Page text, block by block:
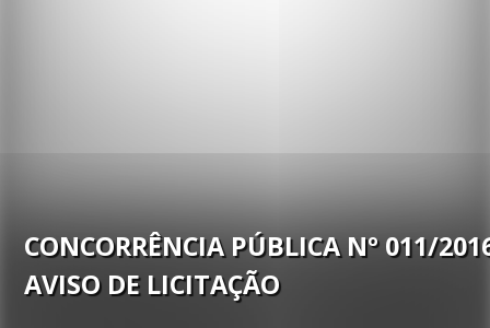
CONCORRÊNCIA PÚBLICA Nº 011/
AVISO DE LICITAÇÃO